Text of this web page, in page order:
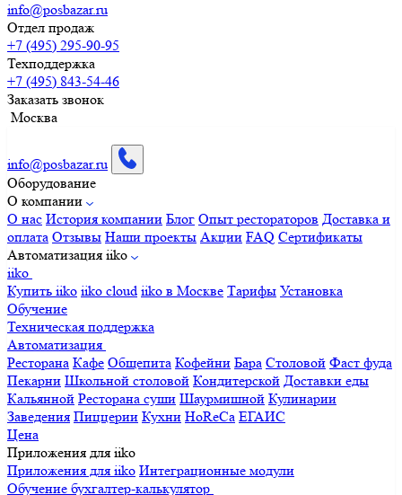
info@posbazar.ru
Отдел продаж
+7 (495) 295-90-95
Техподдержка
+7 (495) 843-54-46
Заказать звонок
Москва
info@posbazar.ru
Оборудование
О компании
О нас История компании Блог Опыт рестораторов Доставка и
оплата Отзывы Наши проекты Акции FAQ Сертификаты
Автоматизация iiko
iiko
Купить iiko iiko cloud iiko в Москве Тарифы Установка
Обучение
Техническая поддержка
Автоматизация
Ресторана Кафе Общепита Кофейни Бара Столовой Фаст фуда
Пекарни Школьной столовой Кондитерской Доставки еды
Кальянной Ресторана суши Шаурмишной Кулинарии
Заведения Пиццерии Кухни HoReCa ЕГАИС
Цена
Приложения для iiko
Приложения для iiko Интеграционные модули
Обучение бухгалтер-калькулятор